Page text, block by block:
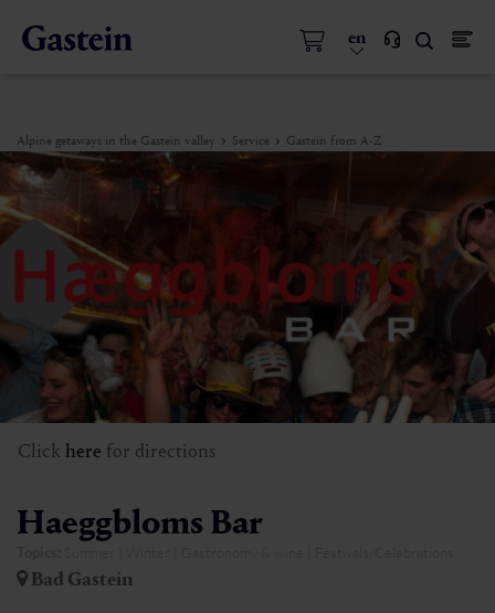
en
Alpine getaways in the Gastein valley Service Gastein from A-Z
Click here for directions
Haeggbloms Bar
Bad Gastein